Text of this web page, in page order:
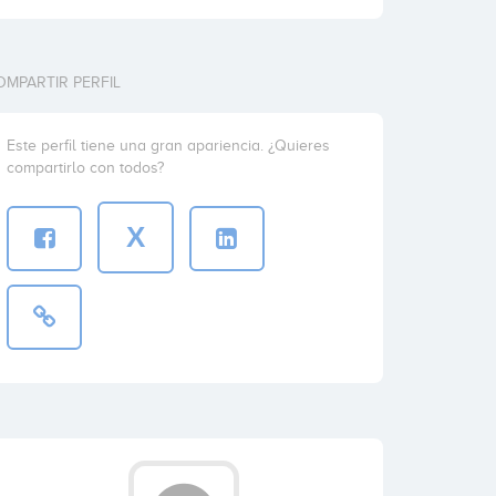
PERFIL
Este perfil tiene una gran apariencia. ¿Quieres
compartirlo con todos?
X